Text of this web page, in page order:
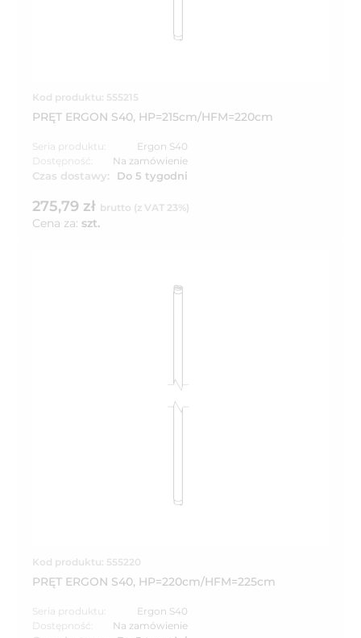
Kod produktu: 555215
PRĘT ERGON S40, HP=215cm/HFM=220cm
Seria produktu:
Ergon S40
Dostępność:
Na zamówienie
Czas dostawy: Do 5 tygodni
275,79 zł brutto (z VAT 23%)
Cena za: szt.
Kod produktu: 555220
PRĘT ERGON S40, HP=220cm/HFM=225cm
Seria produktu:
Ergon S40
Dostępność:
Na zamówienie